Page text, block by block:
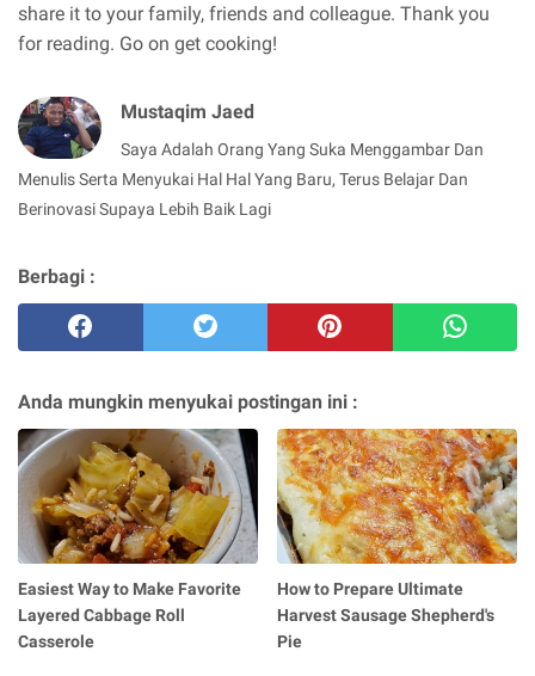
share it to your family, friends and colleague. Thank you
for reading. Go on get cooking!
Mustaqim Jaed
Saya Adalah Orang Yang Suka Menggambar Dan
Menulis Serta Menyukai Hal Hal Yang Baru, Terus Belajar Dan
Berinovasi Supaya Lebih Baik Lagi
Berbagi :
Anda mungkin menyukai postingan ini :
Easiest Way to Make Favorite
Layered Cabbage Roll
Casserole
How to Prepare Ultimate
Harvest Sausage Shepherd's
Pie